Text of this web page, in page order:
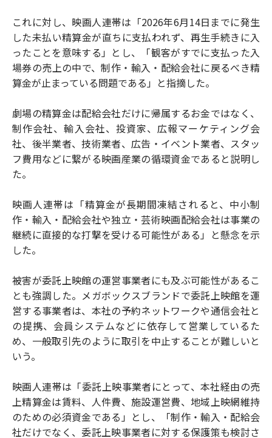
これに対し、映画人連帯は「2026年6月14日までに発生
した未払い精算金が直ちに支払われず、再生手続きに入
ったことを意味する」とし、「観客がすでに支払った入
場券の売上の中で、制作・輸入・配給会社に戻るべき精
算金が止まっている問題である」と指摘した。
劇場の精算金は配給会社だけに帰属するお金ではなく、
制作会社、輸入会社、投資家、広報マーケティング会
社、後半業者、技術業者、広告・イベント業者、スタッ
フ費用などに繋がる映画産業の循環資金であると説明し
た。
映画人連帯は「精算金が長期間凍結されると、中小制
作・輸入・配給会社や独立・芸術映画配給会社は事業の
継続に直接的な打撃を受ける可能性がある」と懸念を示
した。
被害が委託上映館の運営事業者にも及ぶ可能性があるこ
とも強調した。メガボックスブランドで委託上映館を運
営する事業者は、本社の予約ネットワークや通信会社と
の提携、会員システムなどに依存して営業しているた
め、一般取引先のように取引を中止することが難しいと
いう。
映画人連帯は「委託上映事業者にとって、本社経由の売
上精算金は賃料、人件費、施設運営費、地域上映網維持
のための必須資金である」とし、「制作・輸入・配給会
社だけでなく、委託上映事業者に対する保護策も検討さ